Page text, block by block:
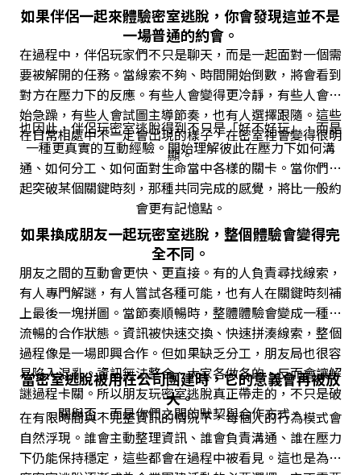
如果伴侶一起來體驗密室逃脫，你會發現這並不是
一場普通的約會。
在過程中，伴侶玩家們不只是聊天，而是一起面對一個需
要被解開的任務。當線索不夠、時間開始倒數，將會看到
對方在壓力下的反應。有些人會變得更冷靜，有些人會開
始急躁，有些人會試圖主導節奏，也有人選擇跟隨。這些
在日常相處中不一定會出現的樣子，在密室裡會變得很明
顯。
也因此，伴侶玩密室逃脫得到不只是「好不好玩」，而是
一種更真實的互動經驗。開始理解彼此在壓力下如何溝
通、如何分工、如何面對生命當中各樣的關卡。當你們一
起突破某個關鍵時刻，那種共同完成的感覺，將比一般約
會更有記憶點。
如果換成朋友一起玩密室逃脫，整個體驗會變得完
全不同 。
朋友之間的互動會更快、更直接。有的人負責尋找線索，
有人專門解謎，有人嘗試各種可能，也有人在關鍵時刻補
上最後一塊拼圖。當節奏順暢時，整體體驗會變成一種很
流暢的合作狀態。資訊被快速交換、快速拼湊線索，整個
過程像是一場即興合作。但如果缺乏分工，朋友局也很容
易陷入混亂。資訊無法整合、大家各做各的，反而會讓解
謎過程卡關。所以朋友玩密室逃脫真正帶走的，不只是破
關與否，而是你們之間的默契與合作方式。
當密室逃脫被用在公司團建時，它的意義會再被放
大。
在有限時間與不完整資訊的情況下，每個人的行為模式會
自然浮現。誰會主動整理資訊、誰會負責溝通、誰在壓力
下仍能保持穩定，這些都會在過程中被看見。這也是為什